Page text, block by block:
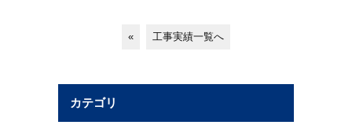
« 工事実績一覧へ
カテゴリ